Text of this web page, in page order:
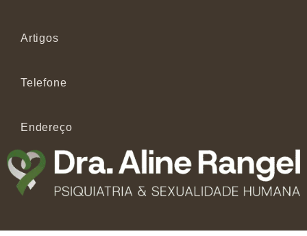
Artigos
Telefone
Endereço